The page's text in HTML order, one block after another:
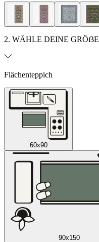
2. WÄHLE DEINE GRÖẞE
Flächenteppich
60x90
90x150